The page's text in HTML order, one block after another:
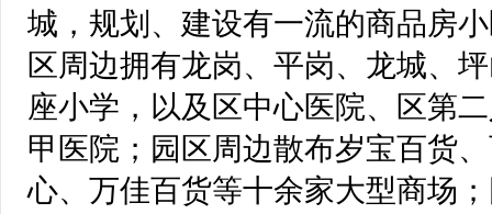
城，规划、建设有一流的商品房
区周边拥有龙岗、平岗、龙城、
座小学，以及区中心医院、区第
甲医院；园区周边散布岁宝百货
心、万佳百货等十余家大型商场